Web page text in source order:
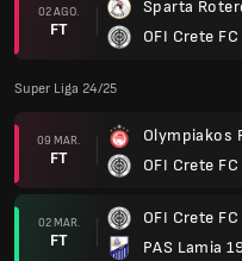
02 AGO.
FT
Sparta
OFI Crete FC
Super Liga 24/25
09 MAR.
FT
Olympiakos
OFI Crete FC
02 MAR.
FT
OFI Crete FC
PAS Lamia